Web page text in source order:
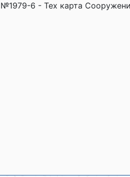
№1979-6 - Тех карта